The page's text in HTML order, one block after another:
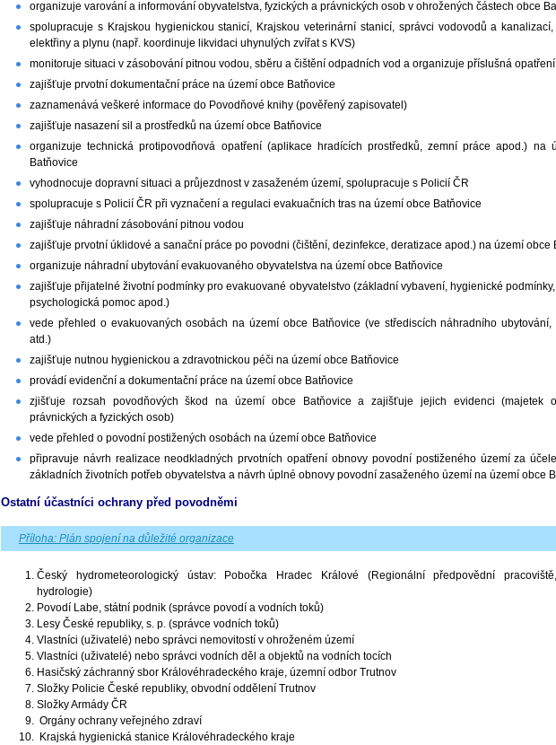
organizuje varování a informování obyvatelstva, fyzických a právnických osob v ohrožených částech obce
spolupracuje s Krajskou hygienickou stanicí, Krajskou veterinární stanicí, správci vodovodů a
elektřiny a plynu (např. koordinuje likvidaci uhynulých zvířat s KVS)
monitoruje situaci v zásobování pitnou vodou, sběru a čištění odpadních vod a organizuje příslušná opatření
zajišťuje prvotní dokumentační práce na území obce Batňovice
zaznamenává veškeré informace do Povodňové knihy (pověřený zapisovatel)
zajišťuje nasazení sil a prostředků na území obce Batňovice
organizuje technická protipovodňová opatření (aplikace hradících prostředků, zemní práce apod.) na
Batňovice
vyhodnocuje dopravní situaci a průjezdnost v zasaženém území, spolupracuje s Policií ČR
spolupracuje s Policií ČR při vyznačení a regulaci evakuačních tras na území obce Batňovice
zajišťuje náhradní zásobování pitnou vodou
zajišťuje prvotní úklidové a sanační práce po povodni (čištění, dezinfekce, deratizace apod.) na území obce
organizuje náhradní ubytování evakuovaného obyvatelstva na území obce Batňovice
zajišťuje přijatelné životní podmínky pro evakuované obyvatelstvo (základní vybavení, hygienické
psychologická pomoc apod.)
vede přehled o evakuovaných osobách na území obce Batňovice (ve střediscích náhradního ubytování,
atd.)
zajišťuje nutnou hygienickou a zdravotnickou péči na území obce Batňovice
provádí evidenční a dokumentační práce na území obce Batňovice
zjišťuje rozsah povodňových škod na území obce Batňovice a zajišťuje jejich evidenci (majetek
právnických a fyzických osob)
vede přehled o povodní postižených osobách na území obce Batňovice
připravuje návrh realizace neodkladných prvotních opatření obnovy povodní postiženého území za
základních životních potřeb obyvatelstva a návrh úplné obnovy povodní zasaženého území na území obce
Ostatní účastníci ochrany před povodněmi
Příloha: Plán spojení na důležité organizace
Český hydrometeorologický ústav: Pobočka Hradec Králové (Regionální předpovědní
hydrologie)
Povodí Labe, státní podnik (správce povodí a vodních toků)
Lesy České republiky, s. p. (správce vodních toků)
Vlastníci (uživatelé) nebo správci nemovitostí v ohroženém území
Vlastníci (uživatelé) nebo správci vodních děl a objektů na vodních tocích
Hasičský záchranný sbor Královéhradeckého kraje, územní odbor Trutnov
Složky Policie České republiky, obvodní oddělení Trutnov
Složky Armády ČR
Orgány ochrany veřejného zdraví
Krajská hygienická stanice Královéhradeckého kraje